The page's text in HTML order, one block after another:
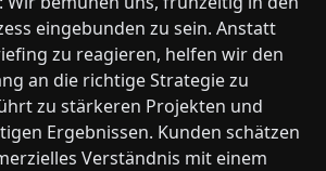
eingebunden zu sein. Anstatt
zu reagieren, helfen wir den
an die richtige Strategie zu
zu stärkeren Projekten und
Ergebnissen. Kunden schätzen
Verständnis mit einem